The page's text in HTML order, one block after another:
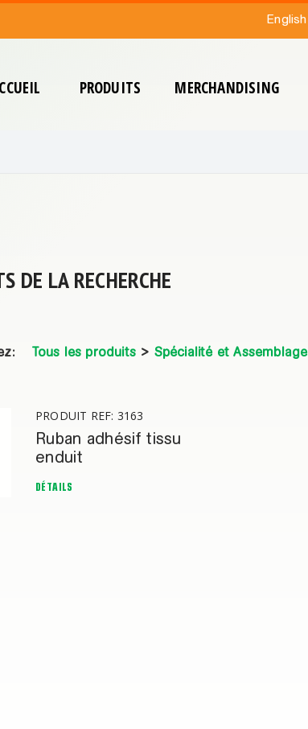
English
PRODUITS MERCHANDISING
DE LA RECHERCHE
Tous les produits > Spécialité et Assemblage
PRODUIT REF: 3163
Ruban adhésif tissu
enduit
DÉTAILS